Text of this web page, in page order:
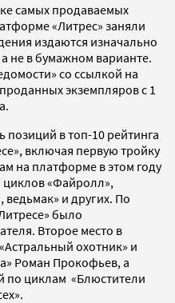
самых продаваемых
«Литрес» заняли
издаются изначально
не в бумажном варианте.
со ссылкой на
экземпляров с 1
позиций в топ-10 рейтинга
включая первую тройку
на платформе в этом году
«Файролл»,
и других. По
было
Второе место в
охотник» и
Роман Прокофьев, а
по циклам «Блюстители